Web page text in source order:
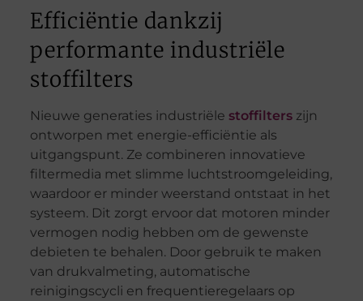
Efficiëntie dankzij
performante industriële
stoffilters
Nieuwe generaties industriële stoffilterszijn
ontworpen met energie-efficiëntie als
uitgangspunt. Ze combineren innovatieve
filtermedia met slimme luchtstroomgeleiding,
waardoor er minder weerstand ontstaat in het
systeem. Dit zorgt ervoor dat motoren minder
vermogen nodig hebben om de gewenste
debieten te behalen. Door gebruik te maken
van drukvalmeting, automatische
reinigingscycli en frequentieregelaars op